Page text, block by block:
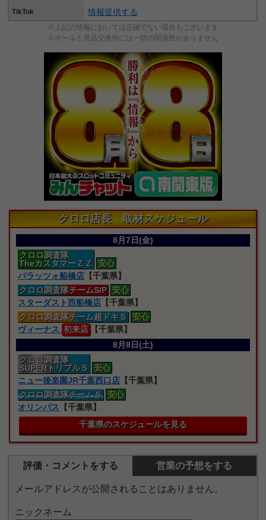
TikTok 情報提供する
※上記の情報においては正確でない場合もございます
※ホールと景品交換所には一切の関係性がありません
クロロ店長 取材スケジュール
8月7日(金)
クロロ調査隊
TheカスタマーＺＺ
安心
パラッツォ船橋店 【千葉県】
クロロ調査隊チームS/P 安心
スターダスト西船橋店 【千葉県】
クロロ調査隊チーム超ドキＳ
安心
ヴィーナス 初来店
【千葉県】
8月8日(土)
クロロ調査隊
SUPERトリプルＳ
安心
ニュー後楽園JR千葉西口店 【千葉県】
クロロ調査隊チームＳ 安心
オリンパス
【千葉県】
千葉県のスケジュールを見る
評価・コメントをする 営業の予想をする
メールアドレスが公開されることはありません。
ニックネーム